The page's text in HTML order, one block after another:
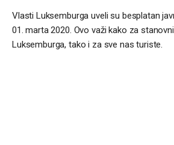
Vlasti Luksemburga uveli su besplatan
01. marta 2020. Ovo važi kako za
Luksemburga, tako i za sve nas turiste.